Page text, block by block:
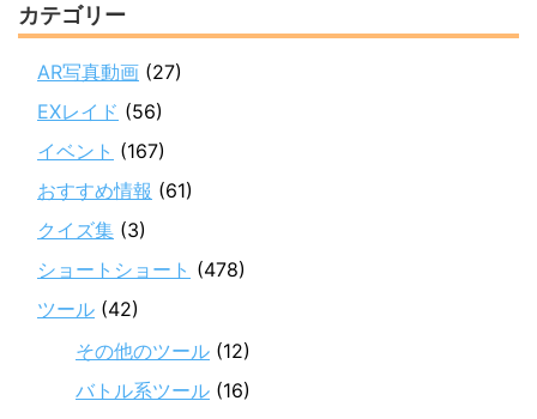
カテゴリー
AR写真動画 (27)
EXレイド (56)
イベント (167)
おすすめ情報 (61)
クイズ集 (3)
ショートショート (478)
ツール (42)
その他のツール (12)
バトル系ツール (16)